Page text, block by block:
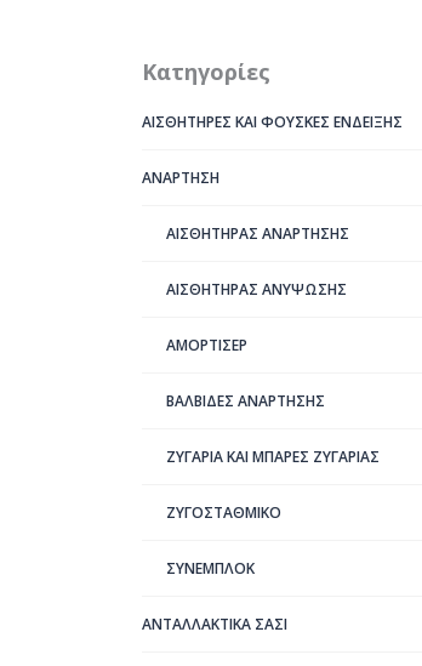
Κατηγορίες
ΑΙΣΘΗΤΗΡΕΣ ΚΑΙ ΦΟΥΣΚΕΣ ΕΝΔΕΙΞΗΣ
ΑΝΑΡΤΗΣΗ
ΑΙΣΘΗΤΗΡΑΣ ΑΝΑΡΤΗΣΗΣ
ΑΙΣΘΗΤΗΡΑΣ ΑΝΥΨΩΣΗΣ
ΑΜΟΡΤΙΣΕΡ
ΒΑΛΒΙΔΕΣ ΑΝΑΡΤΗΣΗΣ
ΖΥΓΑΡΙΑ ΚΑΙ ΜΠΑΡΕΣ ΖΥΓΑΡΙΑΣ
ΖΥΓΟΣΤΑΘΜΙΚΟ
ΣYΝΕΜΠΛΟΚ
ΑΝΤΑΛΛΑΚΤΙΚΑ ΣΑΣΙ